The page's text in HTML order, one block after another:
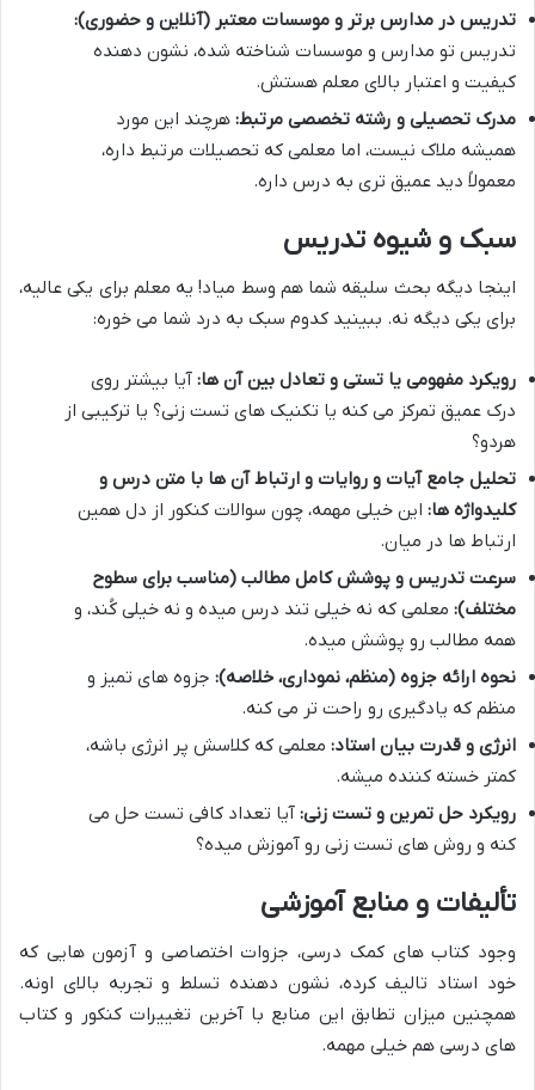
تدریس در مدارس برتر و موسسات معتبر (آنلاین و حضوری):
تدریس تو مدارس و موسسات شناخته شده، نشون دهنده
کیفیت و اعتبار بالای معلم هستش.
مدرک تحصیلی و رشته تخصصی مرتبط: هرچند این مورد
همیشه ملاک نیست، اما معلمی که تحصیلات مرتبط داره،
معمولاً دید عمیق تری به درس داره.
سبک و شیوه تدریس
اینجا دیگه بحث سلیقه شما هم وسط میاد! یه معلم برای یکی عالیه،
برای یکی دیگه نه. ببینید کدوم سبک به درد شما می خوره:
رویکرد مفهومی یا تستی و تعادل بین آن ها: آیا بیشتر روی
درک عمیق تمرکز می کنه یا تکنیک های تست زنی؟ یا ترکیبی از
هردو؟
تحلیل جامع آیات و روایات و ارتباط آن ها با متن درس و
کلیدواژه ها: این خیلی مهمه، چون سوالات کنکور از دل همین
ارتباط ها در میان.
سرعت تدریس و پوشش کامل مطالب (مناسب برای سطوح
مختلف): معلمی که نه خیلی تند درس میده و نه خیلی کُند، و
همه مطالب رو پوشش میده.
نحوه ارائه جزوه (منظم، نموداری، خلاصه): جزوه های تمیز و
منظم که یادگیری رو راحت تر می کنه.
انرژی و قدرت بیان استاد: معلمی که کلاسش پر انرژی باشه،
کمتر خسته کننده میشه.
رویکرد حل تمرین و تست زنی: آیا تعداد کافی تست حل می
کنه و روش های تست زنی رو آموزش میده؟
تألیفات و منابع آموزشی
وجود کتاب های کمک درسی، جزوات اختصاصی و آزمون هایی که
خود استاد تالیف کرده، نشون دهنده تسلط و تجربه بالای اونه.
همچنین میزان تطابق این منابع با آخرین تغییرات کنکور و کتاب
های درسی هم خیلی مهمه.